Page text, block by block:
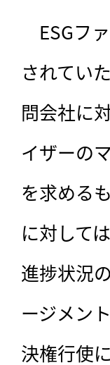
ESGフ
されてい
問会社に
イザーの
を求める
に対して
進捗状況
ージメン
決権行使